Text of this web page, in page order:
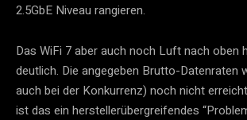
2.5GbE Niveau rangieren.
Das WiFi 7 aber auch noch Luft nach oben
deutlich. Die angegeben Brutto-Datenraten
auch bei der Konkurrenz) noch nicht
ist das ein herstellerübergreifendes